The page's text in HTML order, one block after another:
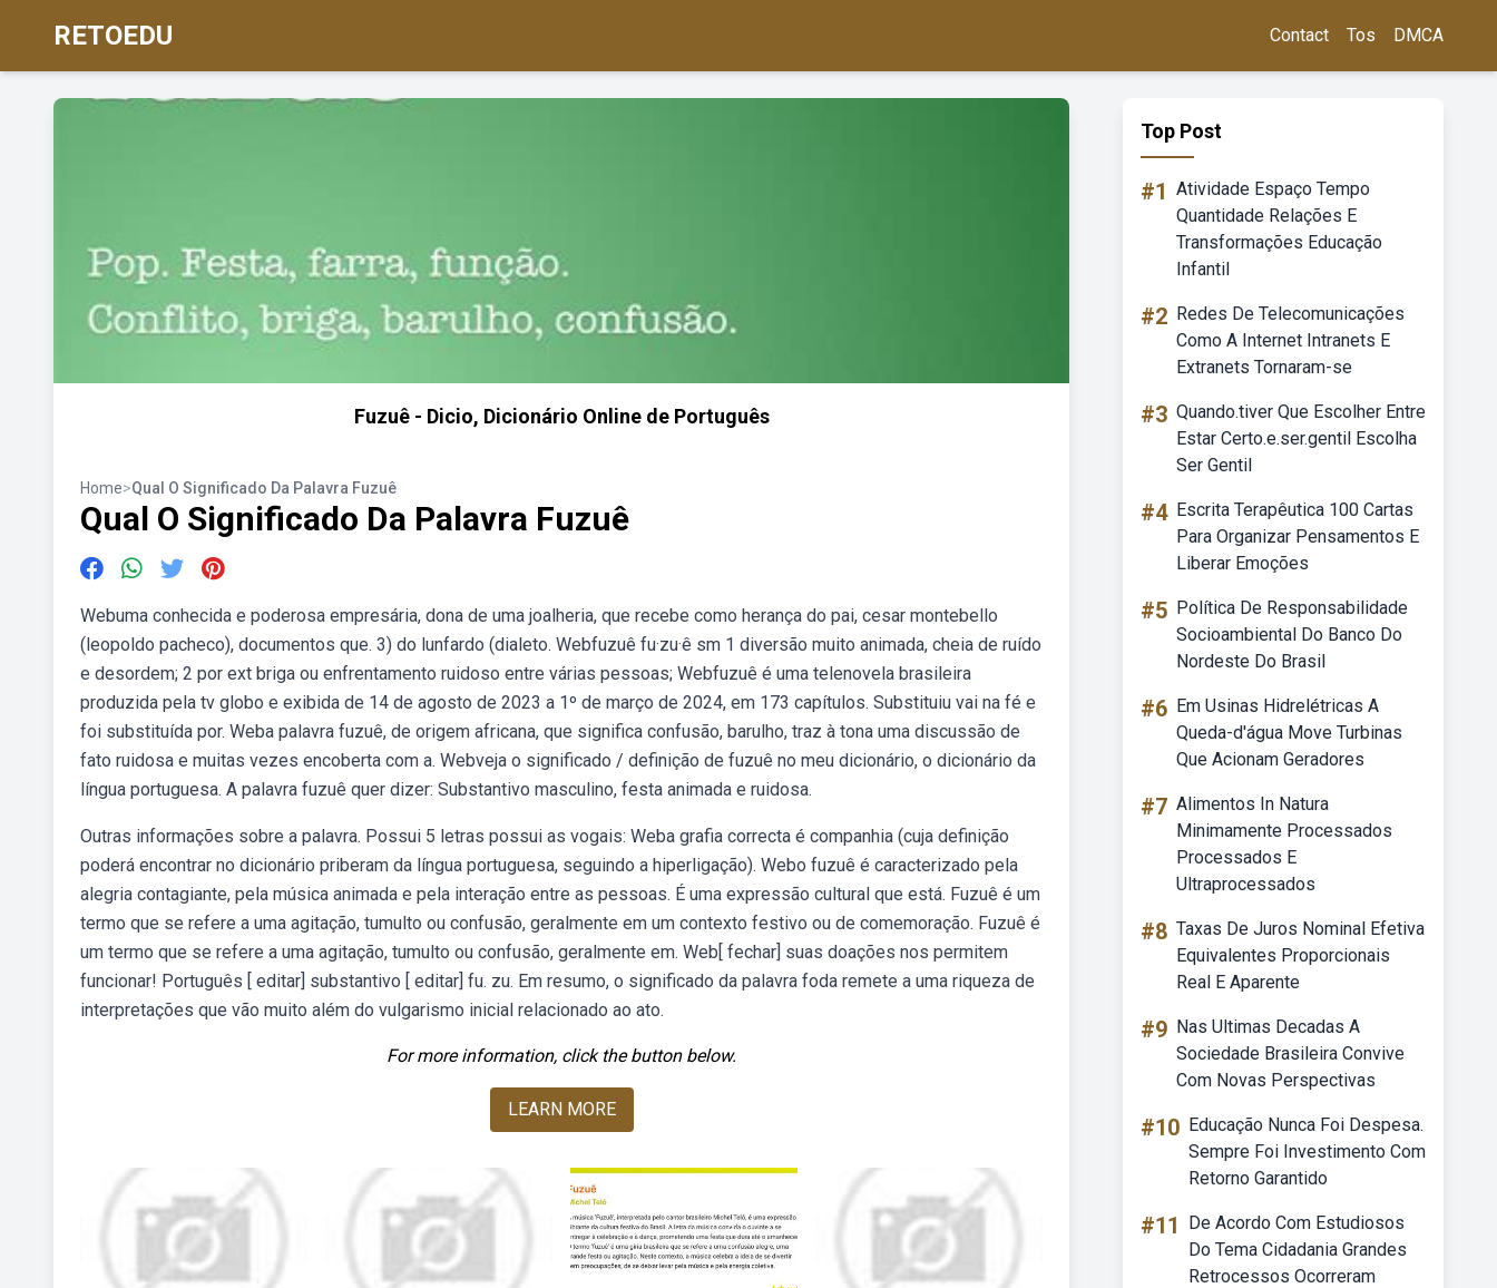
RETOEDU Contact Tos DMCA
Fuzuê - Dicio, Dicionário Online de Português
Home>Qual O Significado Da Palavra Fuzuê
Qual O Significado Da Palavra Fuzuê
Webuma conhecida e poderosa empresária, dona de uma joalheria, que recebe como herança do pai, cesar montebello
(leopoldo pacheco), documentos que. 3) do lunfardo (dialeto. Webfuzuê fu·zu·ê sm 1 diversão muito animada, cheia de ruído
e desordem; 2 por ext briga ou enfrentamento ruidoso entre várias pessoas; Webfuzuê é uma telenovela brasileira
produzida pela tv globo e exibida de 14 de agosto de 2023 a 1º de março de 2024, em 173 capítulos. Substituiu vai na fé e
foi substituída por. Weba palavra fuzuê, de origem africana, que significa confusão, barulho, traz à tona uma discussão de
fato ruidosa e muitas vezes encoberta com a. Webveja o significado / definição de fuzuê no meu dicionário, o dicionário da
língua portuguesa. A palavra fuzuê quer dizer: Substantivo masculino, festa animada e ruidosa.
Outras informações sobre a palavra. Possui 5 letras possui as vogais: Weba grafia correcta é companhia (cuja definição
poderá encontrar no dicionário priberam da língua portuguesa, seguindo a hiperligação). Webo fuzuê é caracterizado pela
alegria contagiante, pela música animada e pela interação entre as pessoas. É uma expressão cultural que está. Fuzuê é um
termo que se refere a uma agitação, tumulto ou confusão, geralmente em um contexto festivo ou de comemoração. Fuzuê é
um termo que se refere a uma agitação, tumulto ou confusão, geralmente em. Web[ fechar] suas doações nos permitem
funcionar! Português [ editar] substantivo [ editar] fu. zu. Em resumo, o significado da palavra foda remete a uma riqueza de
interpretações que vão muito além do vulgarismo inicial relacionado ao ato.
For more information, click the button below.
LEARN MORE
Top Post
#1 Atividade Espaço Tempo
Quantidade Relações E
Transformações Educação
Infantil
#2 Redes De Telecomunicações
Como A Internet Intranets E
Extranets Tornaram-se
#3 Quando.tiver Que Escolher Entre
Estar Certo.e.ser.gentil Escolha
Ser Gentil
#4 Escrita Terapêutica 100 Cartas
Para Organizar Pensamentos E
Liberar Emoções
#5 Política De Responsabilidade
Socioambiental Do Banco Do
Nordeste Do Brasil
#6 Em Usinas Hidrelétricas A
Queda-d'água Move Turbinas
Que Acionam Geradores
#7 Alimentos In Natura
Minimamente Processados
Processados E
Ultraprocessados
#8 Taxas De Juros Nominal Efetiva
Equivalentes Proporcionais
Real E Aparente
#9 Nas Ultimas Decadas A
Sociedade Brasileira Convive
Com Novas Perspectivas
#10 Educação Nunca Foi Despesa.
Sempre Foi Investimento Com
Retorno Garantido
#11
De Acordo Com Estudiosos
Do Tema Cidadania Grandes
Retrocessos Ocorreram